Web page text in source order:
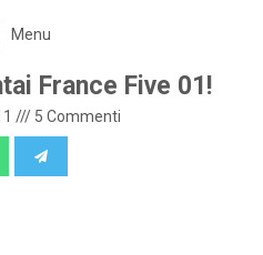
Menu
France Five 01!
/// 5 Commenti